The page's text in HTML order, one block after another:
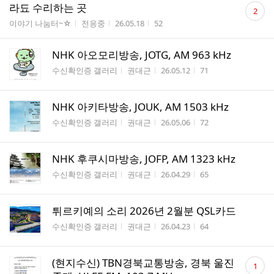
라됴 수리하는 곳
게시판명
이야기 나눔터~☆ 작성자
전응중 작성시간
26.05.18 조회수
52
댓
글 2
NHK 아오모리방송, JOTG, AM 963 kHz
게시판명
수신확인증 갤러리 작성자
권대근 작성시간
26.05.12 조회수
71
NHK 아키타방송, JOUK, AM 1503 kHz
게시판명
수신확인증 갤러리 작성자
권대근 작성시간
26.05.06 조회수
72
NHK 후쿠시마방송, JOFP, AM 1323 kHz
게시판명
수신확인증 갤러리 작성자
권대근 작성시간
26.04.29 조회수
65
튀르키예의 소리 2026년 2월분 QSL카드
게시판명
수신확인증 갤러리 작성자
권대근 작성시간
26.04.23 조회수
64
(현지수신) TBN경북교통방송, 경북 울진
댓
글 1